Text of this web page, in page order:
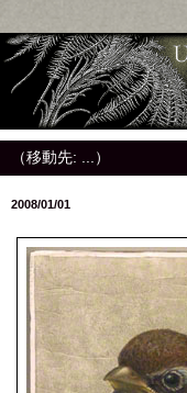
2008/01/01